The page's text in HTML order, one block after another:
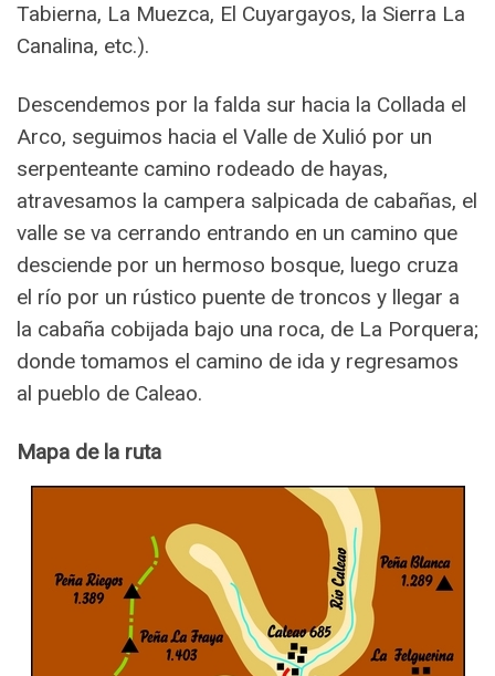
Tabierna, La Muezca, El Cuyargayos, la Sierra La
Canalina, etc.).
Descendemos por la falda sur hacia la Collada el
Arco, seguimos hacia el Valle de Xulió por un
serpenteante camino rodeado de hayas,
atravesamos la campera salpicada de cabañas, el
valle se va cerrando entrando en un camino que
desciende por un hermoso bosque, luego cruza
el río por un rústico puente de troncos y llegar a
la cabaña cobijada bajo una roca, de La Porquera;
donde tomamos el camino de ida y regresamos
al pueblo de Caleao.
Mapa de la ruta